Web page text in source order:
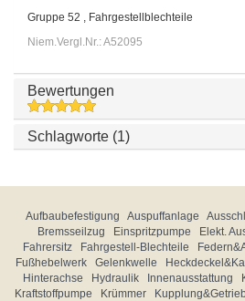
Gruppe 52 , Fahrgestellblechteile
Niem.Vergl.Nr.: A52095
Bewertungen
Schlagworte (1)
Aufbaubefestigung Auspuffanlage
Bremsseilzug
Einspritzpumpe Elekt.
Fahrersitz
Fahrgestell-Blechteile
Fußhebelwerk
Gelenkwelle
Hinterachse
Hydraulik Innenausstattung
Kraftstoffpumpe
Krümmer